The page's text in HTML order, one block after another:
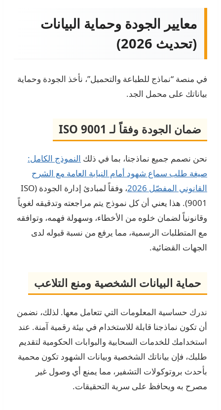
معايير الجودة وحماية البيانات
(تحديث 2026)
في منصة “نماذج للطباعة والتحميل”، نأخذ الجودة وحماية
بياناتك على محمل الجد.
ضمان الجودة وفقاً لـ ISO 9001
نحن نصمم جميع نماذجنا، بما في ذلك النموذج الكامل:
صيغة طلب سماع شهود أمام النيابة العامة مع الشرح
القانوني المفصّل 2026
، وفقاً لمبادئ إدارة الجودة (ISO
9001). هذا يعني أن كل نموذج يتم مراجعته وتدقيقه لغوياً
وقانونياً لضمان خلوه من الأخطاء، وسهولة فهمه، وتوافقه
مع المتطلبات الرسمية، مما يرفع من نسبة قبوله لدى
الجهات القضائية.
حماية البيانات الشخصية ومنع التلاعب
ندرك حساسية المعلومات التي تتعامل معها. لذلك، نضمن
أن تكون نماذجنا قابلة للاستخدام في بيئة رقمية آمنة. عند
استخدامك للخدمات السحابية والبوابات الحكومية لتقديم
طلبك، فإن بياناتك الشخصية وبيانات الشهود تكون محمية
بأحدث بروتوكولات التشفير، مما يمنع أي وصول غير
مصرح به ويحافظ على سرية التحقيقات.